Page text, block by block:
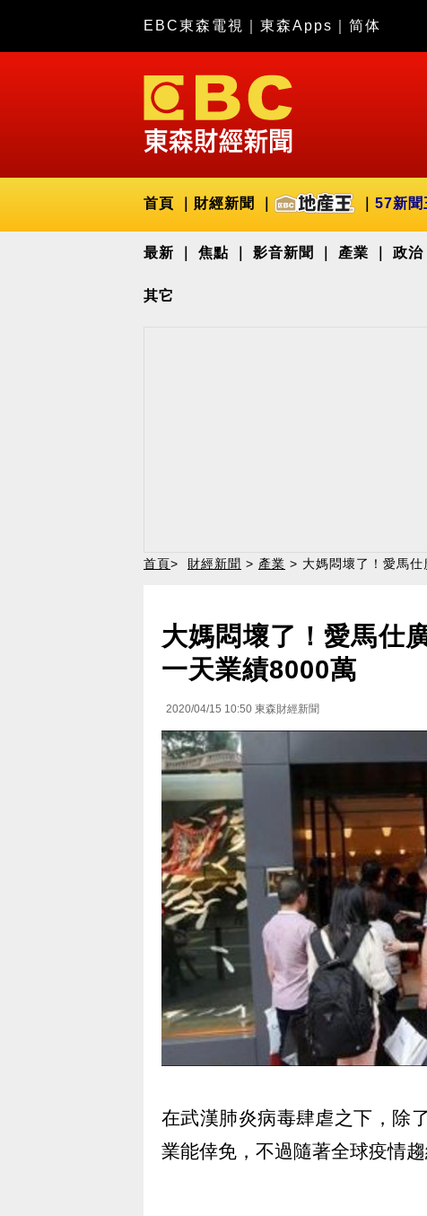
EBC東森電視 東森Apps 简体
首頁 財經新聞 57新聞
最新 焦點 影音新聞 產業 政治
其它
首頁> 財經新聞 > 產業 > 大媽悶壞了！愛馬
大媽悶壞了！愛馬仕
一天業績8000萬
2020/04/15 10:50 東森財經新聞
在武漢肺炎病毒肆虐之下，除
業能倖免，不過隨著全球疫情